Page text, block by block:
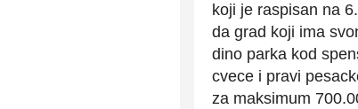
koji je raspisan na
da grad koji ima
dino parka kod
cvece i pravi
za maksimum